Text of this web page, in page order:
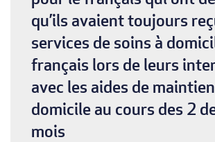
qu’ils avaient toujours
services de soins à
français lors de leurs
avec les aides de
domicile au cours des 2
mois